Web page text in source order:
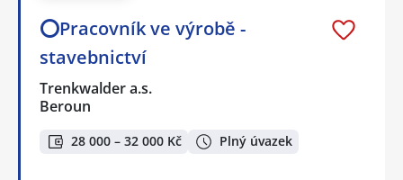
⭕Pracovník ve výrobě -
stavebnictví
Trenkwalder a.s.
Beroun
28 000 – 32 000 Kč Plný úvazek